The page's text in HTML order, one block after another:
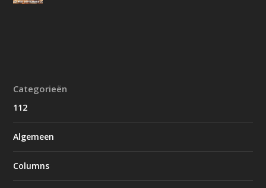
Categorieën
112
Algemeen
Columns